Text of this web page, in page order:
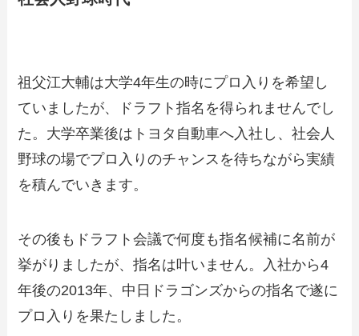
祖父江大輔は大学4年生の時にプロ入りを希望し
ていましたが、ドラフト指名を得られませんでし
た。大学卒業後はトヨタ自動車へ入社し、社会人
野球の場でプロ入りのチャンスを待ちながら実績
を積んでいきます。
その後もドラフト会議で何度も指名候補に名前が
挙がりましたが、指名は叶いません。入社から4
年後の2013年、中日ドラゴンズからの指名で遂に
プロ入りを果たしました。